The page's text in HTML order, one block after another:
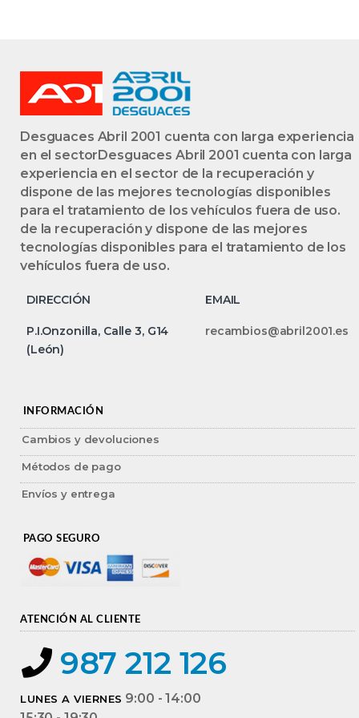
Desguaces Abril 2001 cuenta con larga experiencia
en el sectorDesguaces Abril 2001 cuenta con larga
experiencia en el sector de la recuperación y
dispone de las mejores tecnologías disponibles
para el tratamiento de los vehículos fuera de uso.
de la recuperación y dispone de las mejores
tecnologías disponibles para el tratamiento de los
vehículos fuera de uso.
DIRECCIÓN EMAIL
P.I.Onzonilla, Calle 3, G14
(León)
recambios@abril2001.es
INFORMACIÓN
Cambios y devoluciones
Métodos de pago
Envíos y entrega
PAGO SEGURO
ATENCIÓN AL CLIENTE
987 212 126
LUNES A VIERNES 9:00 - 14:00